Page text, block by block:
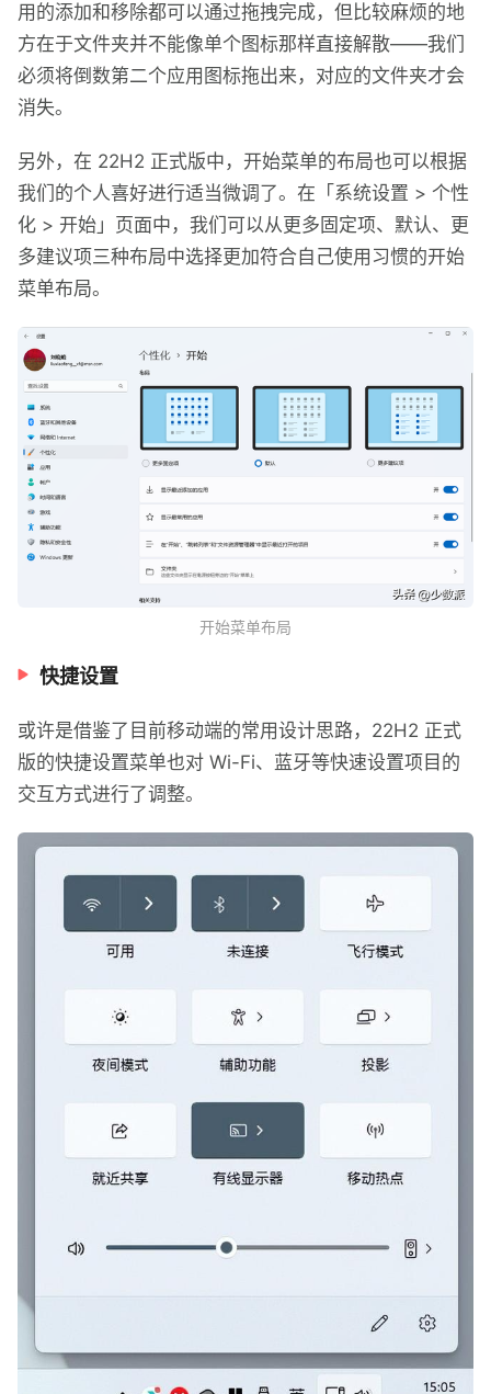
用的添加和移除都可以通过拖拽完成，但比较麻烦的地
方在于文件夹并不能像单个图标那样直接解散——我们
必须将倒数第二个应用图标拖出来，对应的文件夹才会
消失。
另外，在 22H2 正式版中，开始菜单的布局也可以根据
我们的个人喜好进行适当微调了。在「系统设置 > 个性
化 > 开始」页面中，我们可以从更多固定项、默认、更
多建议项三种布局中选择更加符合自己使用习惯的开始
菜单布局。
开始菜单布局
快捷设置
或许是借鉴了目前移动端的常用设计思路，22H2 正式
版的快捷设置菜单也对 Wi-Fi、蓝牙等快速设置项目的
交互方式进行了调整。